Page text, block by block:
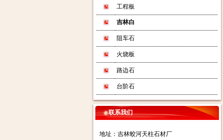
工程板
吉林白
阻车石
火烧板
路边石
台阶石
联系我们
地址：吉林蛟河天柱石材厂